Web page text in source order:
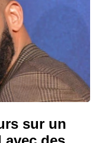
sur un